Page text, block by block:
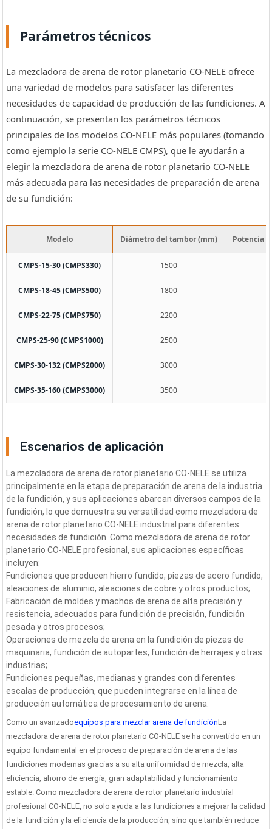
Parámetros técnicos
La mezcladora de arena de rotor planetario CO-NELE ofrece
una variedad de modelos para satisfacer las diferentes
necesidades de capacidad de producción de las fundiciones. A
continuación, se presentan los parámetros técnicos
principales de los modelos CO-NELE más populares (tomando
como ejemplo la serie CO-NELE CMPS), que le ayudarán a
elegir la mezcladora de arena de rotor planetario CO-NELE
más adecuada para las necesidades de preparación de arena
de su fundición:
Modelo Diámetro del tambor (mm) Potencia
CMPS-15-30 (CMPS330) 1500
CMPS-18-45 (CMPS500) 1800
CMPS-22-75 (CMPS750) 2200
CMPS-25-90 (CMPS1000) 2500
CMPS-30-132 (CMPS2000) 3000
CMPS-35-160 (CMPS3000) 3500
Escenarios de aplicación
La mezcladora de arena de rotor planetario CO-NELE se utiliza
principalmente en la etapa de preparación de arena de la industria
de la fundición, y sus aplicaciones abarcan diversos campos de la
fundición, lo que demuestra su versatilidad como mezcladora de
arena de rotor planetario CO-NELE industrial para diferentes
necesidades de fundición. Como mezcladora de arena de rotor
planetario CO-NELE profesional, sus aplicaciones específicas
incluyen:
Fundiciones que producen hierro fundido, piezas de acero fundido,
aleaciones de aluminio, aleaciones de cobre y otros productos;
Fabricación de moldes y machos de arena de alta precisión y
resistencia, adecuados para fundición de precisión, fundición
pesada y otros procesos;
Operaciones de mezcla de arena en la fundición de piezas de
maquinaria, fundición de autopartes, fundición de herrajes y otras
industrias;
Fundiciones pequeñas, medianas y grandes con diferentes
escalas de producción, que pueden integrarse en la línea de
producción automática de procesamiento de arena.
Como un avanzadoequipos para mezclar arena de fundiciónLa
mezcladora de arena de rotor planetario CO-NELE se ha convertido en un
equipo fundamental en el proceso de preparación de arena de las
fundiciones modernas gracias a su alta uniformidad de mezcla, alta
eficiencia, ahorro de energía, gran adaptabilidad y funcionamiento
estable. Como mezcladora de arena de rotor planetario industrial
profesional CO-NELE, no solo ayuda a las fundiciones a mejorar la calidad
de la fundición y la eficiencia de la producción, sino que también reduce